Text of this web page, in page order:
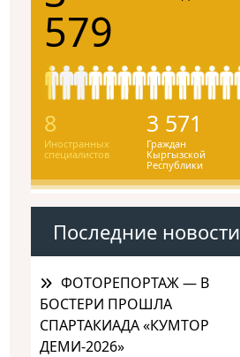
579
8
Иностранных
специалистов
3 571
Граждан
Кыргызской
Республики
Последние новости
ФОТОРЕПОРТАЖ — В
БОСТЕРИ ПРОШЛА
СПАРТАКИАДА «КУМТОР
ДЕМИ-2026»